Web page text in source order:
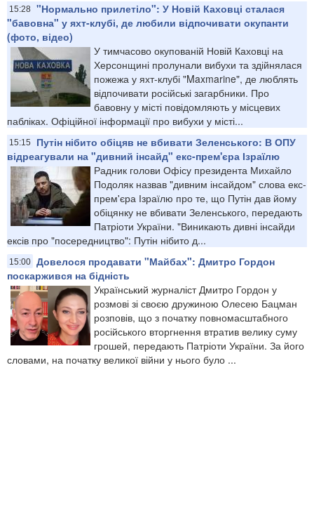
15:28 "Нормально прилетіло": У Новій Каховці сталася
"бавовна" у яхт-клубі, де любили відпочивати окупанти
(фото, відео)
У тимчасово окупованій Новій Каховці на
Херсонщині пролунали вибухи та здійнялася
пожежа у яхт-клубі "Maxmarine", де люблять
відпочивати російські загарбники. Про
бавовну у місті повідомляють у місцевих
пабліках. Офіційної інформації про вибухи у місті...
15:15
Путін нібито обіцяв не вбивати Зеленського: В ОПУ
відреагували на "дивний інсайд" екс-прем'єра Ізраїлю
Радник голови Офісу президента Михайло
Подоляк назвав "дивним інсайдом" слова екс-
прем'єра Ізраїлю про те, що Путін дав йому
обіцянку не вбивати Зеленського, передають
Патріоти України. "Виникають дивні інсайди
ексів про "посередництво": Путін нібито д...
15:00 Довелося продавати "Майбах": Дмитро Гордон
поскаржився на бідність
Український журналіст Дмитро Гордон у
розмові зі своєю дружиною Олесею Бацман
розповів, що з початку повномасштабного
російського вторгнення втратив велику суму
грошей, передають Патріоти України. За його
словами, на початку великої війни у нього було ...